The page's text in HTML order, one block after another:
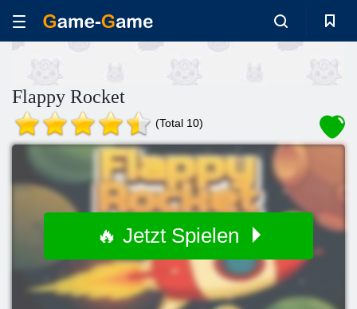
Flappy Rocket
(Total 10)
🔥 Jetzt Spielen